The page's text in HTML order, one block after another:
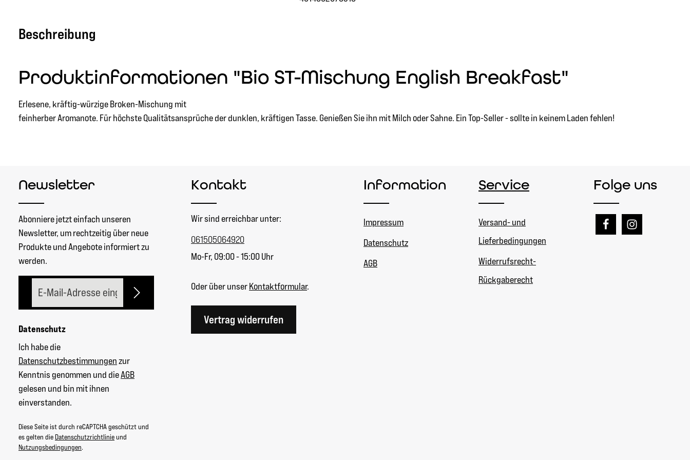
Beschreibung
Produktinformationen "Bio ST-Mischung English Breakfast"
Erlesene, kräftig-würzige Broken-Mischung mit
feinherber Aromanote. Für höchste Qualitätsansprüche der dunklen, kräftigen Tasse. Genießen Sie ihn mit Milch oder Sahne. Ein Top-Seller - sollte in keinem Laden fehlen!
Newsletter
Abonniere jetzt einfach unseren
Newsletter, um rechtzeitig über neue
Produkte und Angebote informiert zu
werden.
Datenschutz
Ich habe die
Datenschutzbestimmungenzur
Kenntnis genommen und dieAGB
gelesen und bin mit ihnen
einverstanden.
Diese Seite ist durch reCAPTCHA geschützt und
es gelten die Datenschutzrichtlinieund
Nutzungsbedingungen.
Kontakt
Wir sind erreichbar unter:
061505064920
Mo-Fr, 09:00 - 15:00 Uhr
Oder über unserKontaktformular.
Vertrag widerrufen
Information
Impressum
Datenschutz
AGB
Service
Versand- und
Lieferbedingungen
Widerrufsrecht-
Rückgaberecht
Folge uns